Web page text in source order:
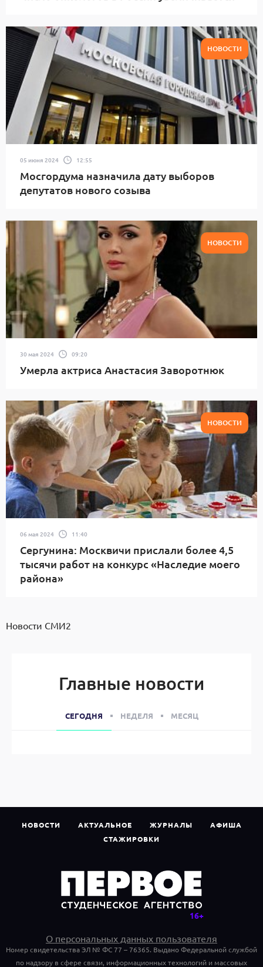
НОВОСТИ
05 июня 2024 12:55
Мосгордума назначила дату выборов
депутатов нового созыва
НОВОСТИ
30 мая 2024 09:20
Умерла актриса Анастасия Заворотнюк
НОВОСТИ
06 мая 2024 11:40
Сергунина: Москвичи прислали более 4,5
тысячи работ на конкурс «Наследие моего
района»
Новости СМИ2
Главные новости
СЕГОДНЯ НЕДЕЛЯ МЕСЯЦ
НОВОСТИ АКТУАЛЬНОЕ ЖУРНАЛЫ
АФИША
СТАЖИРОВКИ
О персональных данных пользователя
Номер свидетельства ЭЛ № ФС 77 – 76365. Выдано Федеральной службой
по надзору в сфере связи, информационных технологий и массовых